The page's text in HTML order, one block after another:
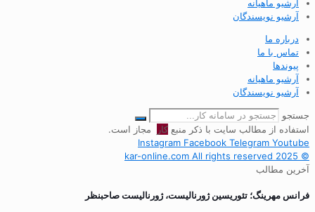
آرشیو ماهیانه
آرشیو نویسندگان
درباره ما
تماس با ما
پیوندها
آرشیو ماهیانه
آرشیو نویسندگان
جستجو
استفاده از مطالب سایت با ذکر منبعکار
مجاز است.
Instagram Facebook Telegram Youtube
© 2025 kar-online.com All rights reserved
آخرین مطالب
فرانس مهرینگ؛ تئوریسین ژورنالیست، ژورنالیست صاحبنظر